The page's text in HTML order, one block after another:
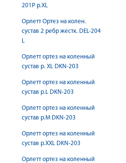
201P р.XL
Орлетт Ортез на колен.
сустав 2 ребр жестк. DEL-204
L
Орлетт ортез на коленный
сустав р. XL DKN-203
Орлетт ортез на коленный
сустав р.L DKN-203
Орлетт ортез на коленный
сустав р.M DKN-203
Орлетт ортез на коленный
сустав р.XXL DKN-203
Орлетт ортез на коленный